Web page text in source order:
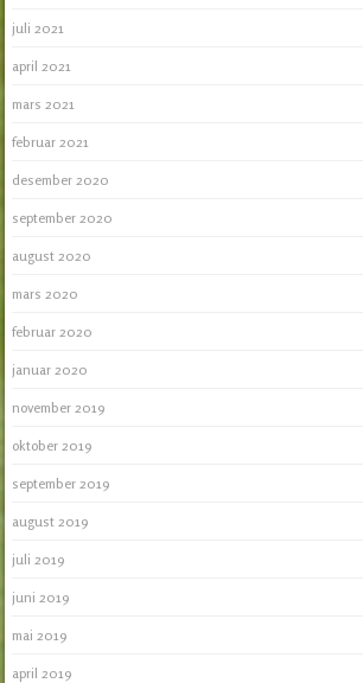
juli 2021
april 2021
mars 2021
februar 2021
desember 2020
september 2020
august 2020
mars 2020
februar 2020
januar 2020
november 2019
oktober 2019
september 2019
august 2019
juli 2019
juni 2019
mai 2019
april 2019